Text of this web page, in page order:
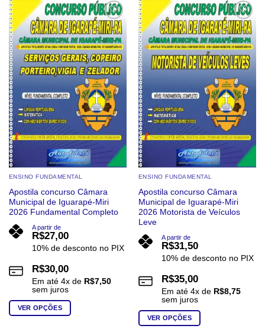
várias
variantes.
As
opções
podem
ser
escolhidas
na
página
do
produto
tem
várias
variantes.
As
opções
podem
ser
escolhidas
na
página
do
produto
Add to
wishlist
ENSINO FUNDAMENTAL
Apostila concurso Câmara
Municipal de Iguarapé-Miri
2026 Fundamental Completo
A partir de
R$27,00
10% de desconto no PIX
R$30,00
Em até 4x de R$7,50
sem juros
VER OPÇÕES
Add to
wishlist
ENSINO FUNDAMENTAL
Apostila concurso Câmara
Municipal de Iguarapé-Miri
2026 Motorista de Veículos
Leve
A partir de
R$31,50
10% de desconto no PIX
R$35,00
Em até 4x de R$8,75
sem juros
VER OPÇÕES